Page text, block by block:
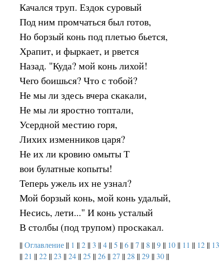
Качался труп. Ездок суровый
Под ним промчаться был готов,
Но борзый конь под плетью бьется,
Храпит, и фыркает, и рвется
Назад. "Куда? мой конь лихой!
Чего боишься? Что с тобой?
Не мы ли здесь вчера скакали,
Не мы ли яростно топтали,
Усердной местию горя,
Лихих изменников царя?
Не их ли кровию омыты Т
вои булатные копыты!
Теперь ужель их не узнал?
Мой борзый конь, мой конь удалый,
Несись, лети..." И конь усталый
В столбы (под трупом) проскакал.
||Оглавление || 1 ||2 || 3 ||4 ||5 ||6 ||7 || 8 ||9 || 10 || 11 || 12 ||
||21 ||22 ||23 ||24 ||25 ||26 ||27 ||28 ||29 || 30 ||